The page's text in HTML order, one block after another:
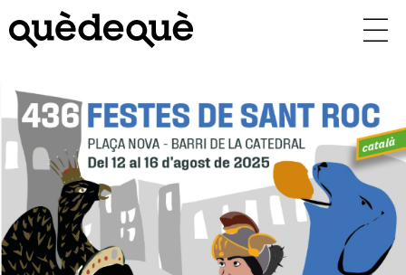
contingut